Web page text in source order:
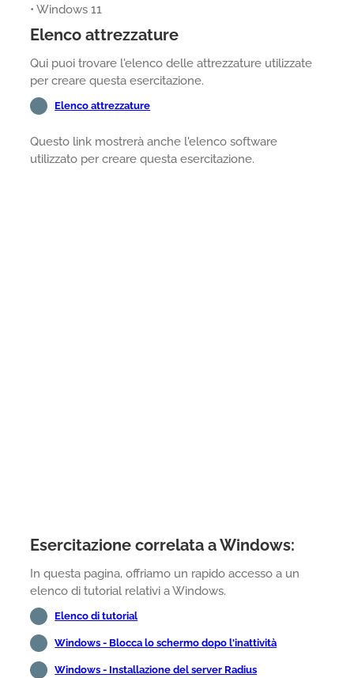
• Windows 11
Elenco attrezzature
Qui puoi trovare l'elenco delle attrezzature utilizzate
per creare questa esercitazione.
Elenco attrezzature
Questo link mostrerà anche l'elenco software
utilizzato per creare questa esercitazione.
Esercitazione correlata a Windows:
In questa pagina, offriamo un rapido accesso a un
elenco di tutorial relativi a Windows.
Elenco di tutorial
Windows - Blocca lo schermo dopo l'inattività
Windows - Installazione del server Radius